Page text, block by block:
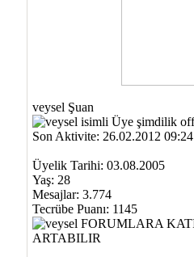
veysel Şuan
Son Aktivite: 26.02.2012 09:24
Üyelik Tarihi: 03.08.2005
Yaş: 28
Mesajlar: 3.774
Tecrübe Puanı: 1145